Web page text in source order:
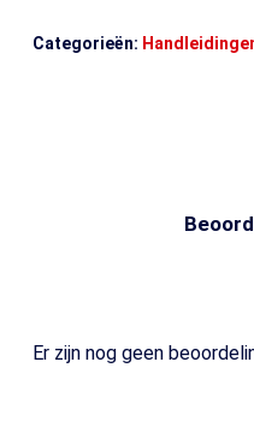
Categorieën:
Er zijn nog geen